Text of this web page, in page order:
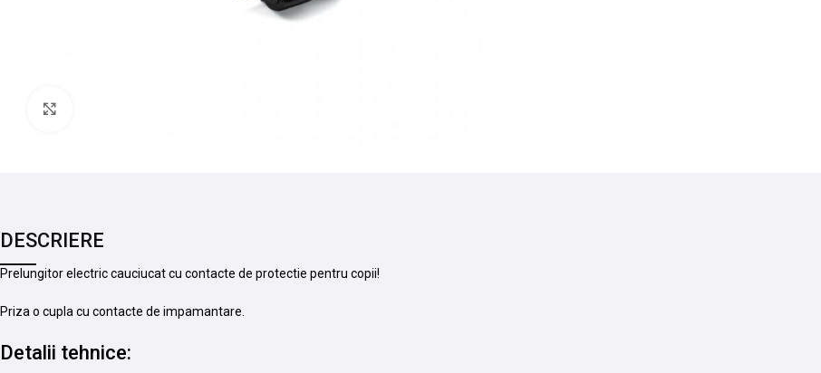
DESCRIERE
Prelungitor electric cauciucat cu contacte de protectie pentru copii!
Priza o cupla cu contacte de impamantare.
Detalii tehnice: